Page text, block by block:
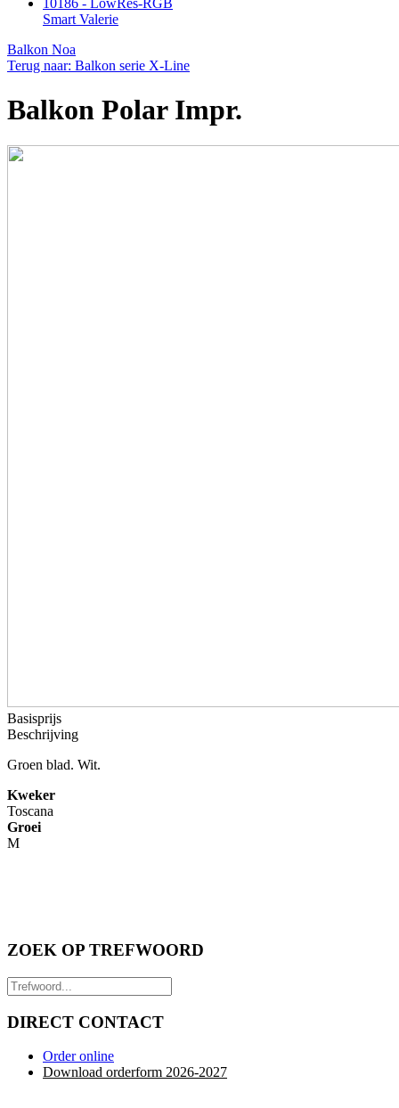
Smart Valerie
Balkon Noa
Terug naar: Balkon serie X-Line
Balkon Polar Impr.
Basisprijs
Beschrijving
Groen blad. Wit.
Kweker
Toscana
Groei
M
ZOEK OP TREFWOORD
DIRECT CONTACT
Order online
Download orderform 2026-2027